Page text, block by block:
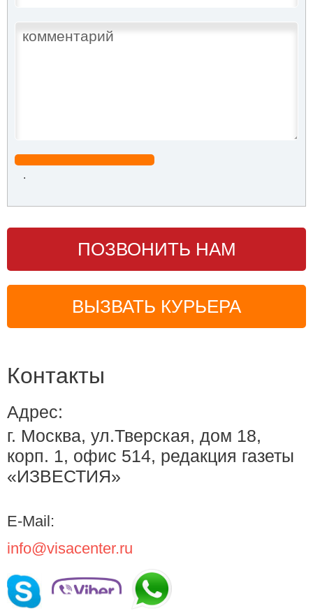
.
ПОЗВОНИТЬ НАМ
ВЫЗВАТЬ КУРЬЕРА
Контакты
Адрес:
г. Москва, ул.Тверская, дом 18,
корп. 1, офис 514, редакция газеты
«ИЗВЕСТИЯ»
E-Mail:
info@visacenter.ru